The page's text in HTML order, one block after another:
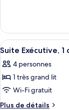
chambre :
Suite
Deluxe,
chambre
le
type
de
Suite
Deluxe,
chambre
Afficher
toutes
les
photos
pour
ce
9
Suite Exécutive, 1
4 personnes
1 très grand lit
Wi-Fi gratuit
Plus de détails
Plus